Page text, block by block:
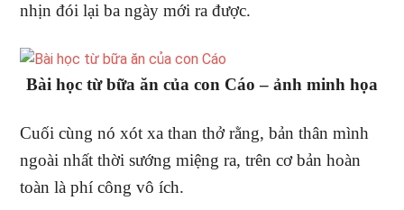
nhịn đói lại ba ngày mới ra được.
Bài học từ bữa ăn của con Cáo – ảnh minh họa
Cuối cùng nó xót xa than thở rằng, bản thân mình
ngoài nhất thời sướng miệng ra, trên cơ bản hoàn
toàn là phí công vô ích.